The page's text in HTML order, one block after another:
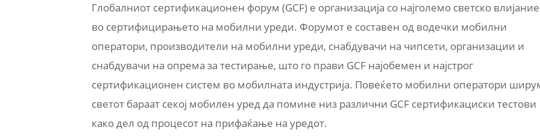
Глобалниот сертификационен форум (GCF) е организација со најголемо светско влијание
во сертифицирањето на мобилни уреди. Форумот е составен од водечки мобилни
оператори, производители на мобилни уреди, снабдувачи на чипсети, организации и
снабдувачи на опрема за тестирање, што го прави GCF најобемен и најстрог
сертификационен систем во мобилната индустрија. Повеќето мобилни оператори
светот бараат секој мобилен уред да помине низ различни GCF сертификациски тестови
како дел од процесот на прифаќање на уредот.